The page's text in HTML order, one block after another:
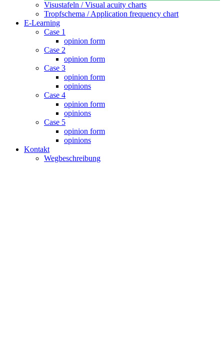
Visustafeln / Visual acuity charts
Tropfschema / Application frequency chart
E-Learning
Case 1
opinion form
Case 2
opinion form
Case 3
opinion form
opinions
Case 4
opinion form
opinions
Case 5
opinion form
opinions
Kontakt
Wegbeschreibung